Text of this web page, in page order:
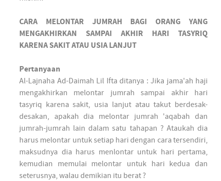
CARA MELONTAR JUMRAH BAGI ORANG YANG
MENGAKHIRKAN SAMPAI AKHIR HARI TASYRIQ
KARENA SAKIT ATAU USIA LANJUT
Pertanyaan
Al-Lajnaha Ad-Daimah Lil Ifta ditanya : Jika jama'ah haji
mengakhirkan melontar jumrah sampai akhir hari
tasyriq karena sakit, usia lanjut atau takut berdesak-
desakan, apakah dia melontar jumrah 'aqabah dan
jumrah-jumrah lain dalam satu tahapan ? Ataukah dia
harus melontar untuk setiap hari dengan cara tersendiri,
maksudnya dia harus menlontar untuk hari pertama,
kemudian memulai melontar untuk hari kedua dan
seterusnya, walau demikian itu berat ?